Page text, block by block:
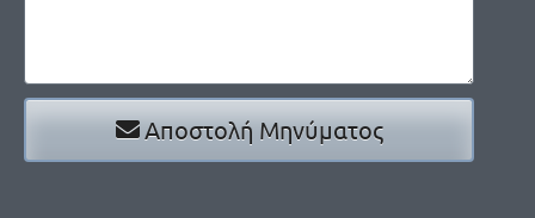
Αποστολή Μηνύματος